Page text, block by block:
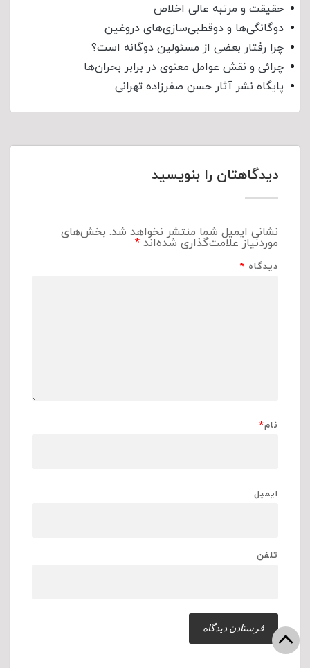
حقیقت و مرتبه عالی اخلاص
دوگانگی‌ها و دوقطبی‌سازی‌های دروغین
چرا رفتار بعضی از مسئولین دوگانه است؟
چرائی و نقش عوامل معنوی در برابر بحران‌ها
پایگاه نشر آثار حسن صفرزاده تهرانی
دیدگاهتان را بنویسید
نشانی ایمیل شما منتشر نخواهد شد. بخش‌های
موردنیاز علامت‌گذاری شده‌اند*
دیدگاه *
نام*
ایمیل
تلفن